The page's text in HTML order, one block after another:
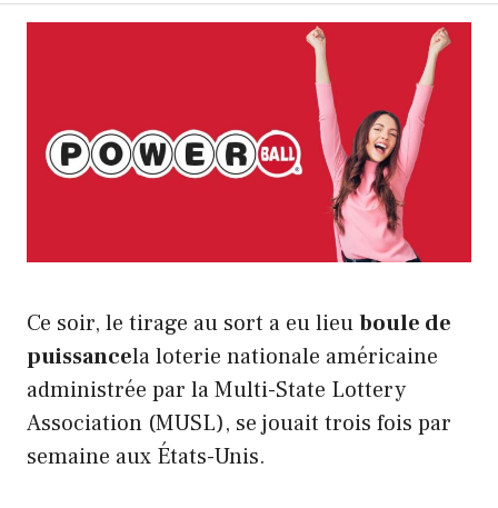
Ce soir, le tirage au sort a eu lieuboule de
puissancela loterie nationale américaine
administrée par la Multi-State Lottery
Association (MUSL), se jouait trois fois par
semaine aux États-Unis.